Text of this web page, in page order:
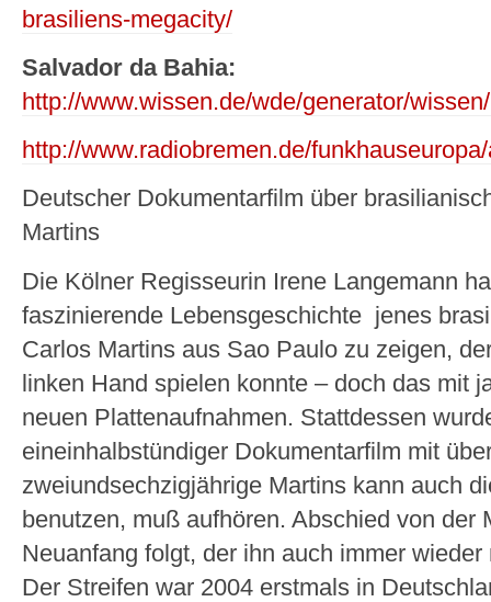
brasiliens-megacity/
Salvador da Bahia:
http://www.wissen.de/wde/generator/
http://www.radiobremen.de/
Deutscher Dokumentarfilm über
Martins
Die Kölner Regisseurin Irene Langemann
faszinierende Lebensgeschichte jenes
Carlos Martins aus Sao Paulo zu zeigen,
linken Hand spielen konnte – doch das mit
neuen Plattenaufnahmen. Stattdessen
eineinhalbstündiger Dokumentarfilm mit
zweiundsechzigjährige Martins kann auch
benutzen, muß aufhören. Abschied von der
Neuanfang folgt, der ihn auch immer
Der Streifen war 2004 erstmals in